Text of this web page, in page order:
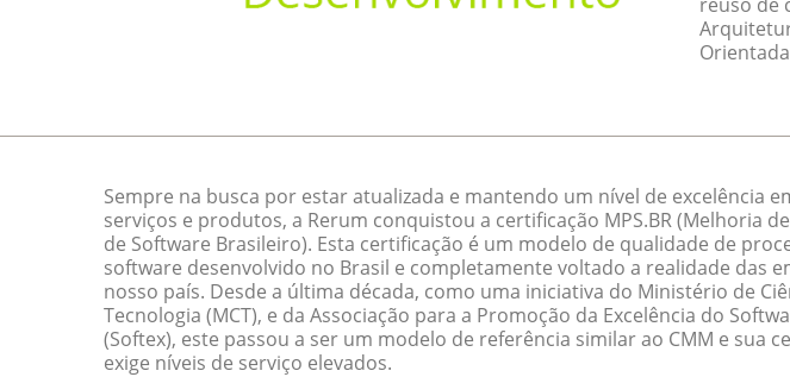
Sempre na busca por estar atualizada e mantendo um nível de excelência
serviços e produtos, a Rerum conquistou a certificação MPS.BR (Melhoria
de Software Brasileiro). Esta certificação é um modelo de qualidade de
software desenvolvido no Brasil e completamente voltado a realidade das
nosso país. Desde a última década, como uma iniciativa do Ministério de
Tecnologia (MCT), e da Associação para a Promoção da Excelência do
(Softex), este passou a ser um modelo de referência similar ao CMM e sua
exige níveis de serviço elevados.